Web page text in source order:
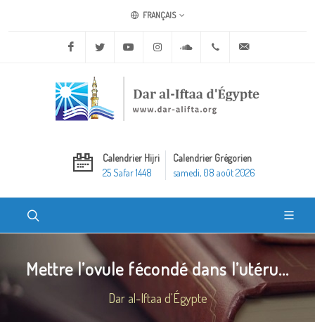
FRANÇAIS
Facebook Twitter Youtube Instagram Soundcloud+20 2 25970400
Calendrier Hijri
25 Safar 1448
Calendrier Grégorien
samedi, 08 août 2026
Mettre l’ovule fécondé dans l’utéru...
Dar al-Iftaa d'Égypte